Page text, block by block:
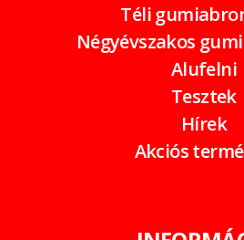
Téli
Négyévszakos
Alufelni
Tesztek
Hírek
Akciós